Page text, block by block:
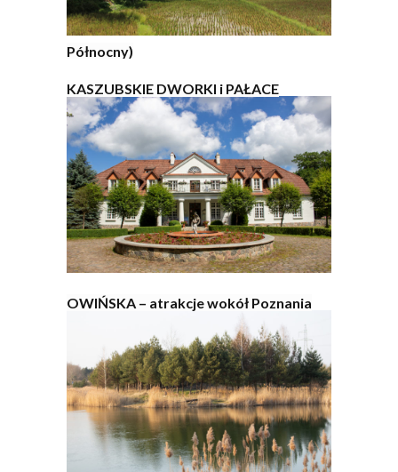
Północny)
KASZUBSKIE DWORKI i PAŁACE
OWIŃSKA – atrakcje wokół Poznania